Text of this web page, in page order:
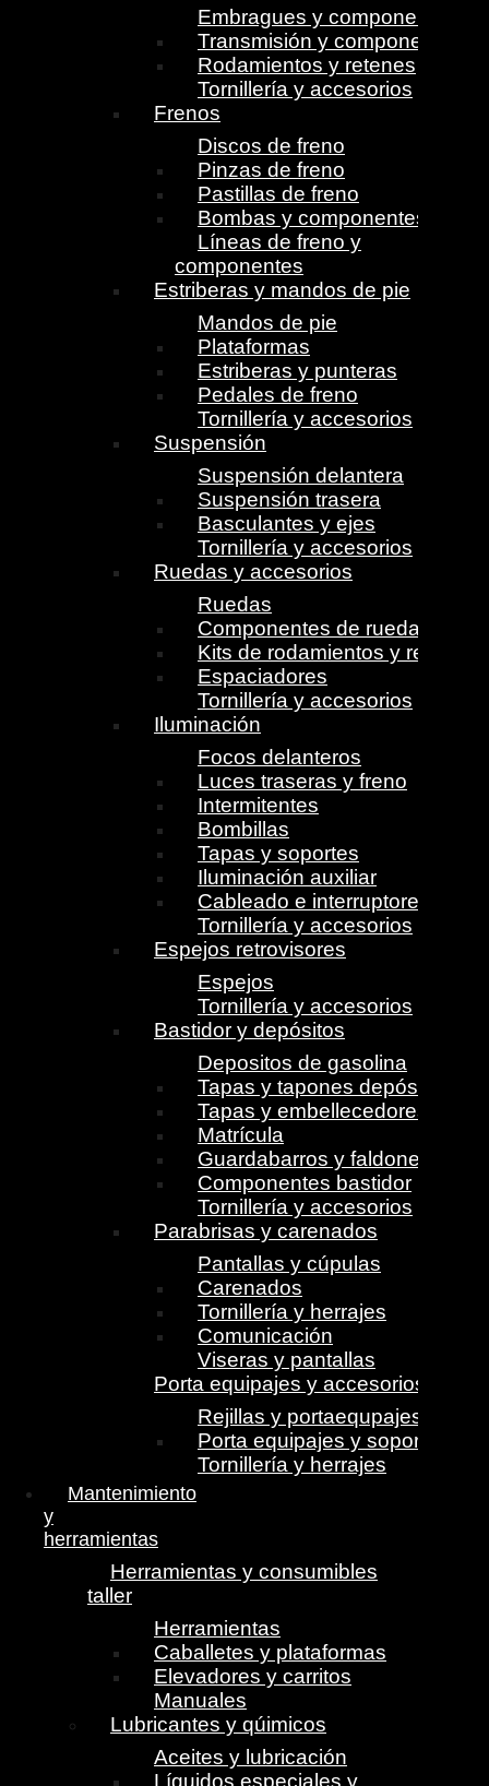
Embragues y componentes
Transmisión y componentes
Rodamientos y retenes
Tornillería y accesorios
Frenos
Discos de freno
Pinzas de freno
Pastillas de freno
Bombas y componentes
Líneas de freno y
componentes
Estriberas y mandos de pie
Mandos de pie
Plataformas
Estriberas y punteras
Pedales de freno
Tornillería y accesorios
Suspensión
Suspensión delantera
Suspensión trasera
Basculantes y ejes
Tornillería y accesorios
Ruedas y accesorios
Ruedas
Componentes de ruedas
Kits de rodamientos y retenes
Espaciadores
Tornillería y accesorios
Iluminación
Focos delanteros
Luces traseras y freno
Intermitentes
Bombillas
Tapas y soportes
Iluminación auxiliar
Cableado e interruptores
Tornillería y accesorios
Espejos retrovisores
Espejos
Tornillería y accesorios
Bastidor y depósitos
Depositos de gasolina
Tapas y tapones depósito
Tapas y embellecedores
Matrícula
Guardabarros y faldones
Componentes bastidor
Tornillería y accesorios
Parabrisas y carenados
Pantallas y cúpulas
Carenados
Tornillería y herrajes
Comunicación
Viseras y pantallas
Porta equipajes y accesorios
Rejillas y portaequpajes
Porta equipajes y soportes
Tornillería y herrajes
Mantenimiento
y
herramientas
Herramientas y consumibles
taller
Herramientas
Caballetes y plataformas
Elevadores y carritos
Manuales
Lubricantes y qúimicos
Aceites y lubricación
Líquidos especiales y